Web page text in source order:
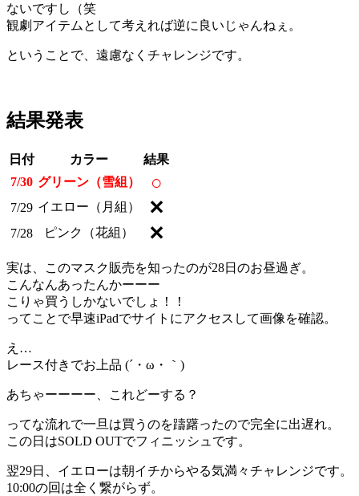
ないですし（笑
観劇アイテムとして考えれば逆に良いじゃんねぇ。
ということで、遠慮なくチャレンジです。
結果発表
日付 カラー
結果
7/30 グリーン（雪組） ○
7/29 イエロー（月組） ✕
7/28 ピンク（花組） ✕
実は、このマスク販売を知ったのが28日のお昼過ぎ。
こんなんあったんかーーー
こりゃ買うしかないでしょ！！
ってことで早速iPadでサイトにアクセスして画像を確認。
え…
レース付きでお上品 (´・ω・｀)
あちゃーーーー、これどーする？
ってな流れで一旦は買うのを躊躇ったので完全に出遅れ。
この日はSOLD OUTでフィニッシュです。
翌29日、イエローは朝イチからやる気満々チャレンジです。
10:00の回は全く繋がらず。